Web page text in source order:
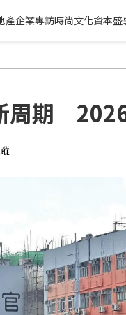
產企業專訪時尚文化資本盛
周期